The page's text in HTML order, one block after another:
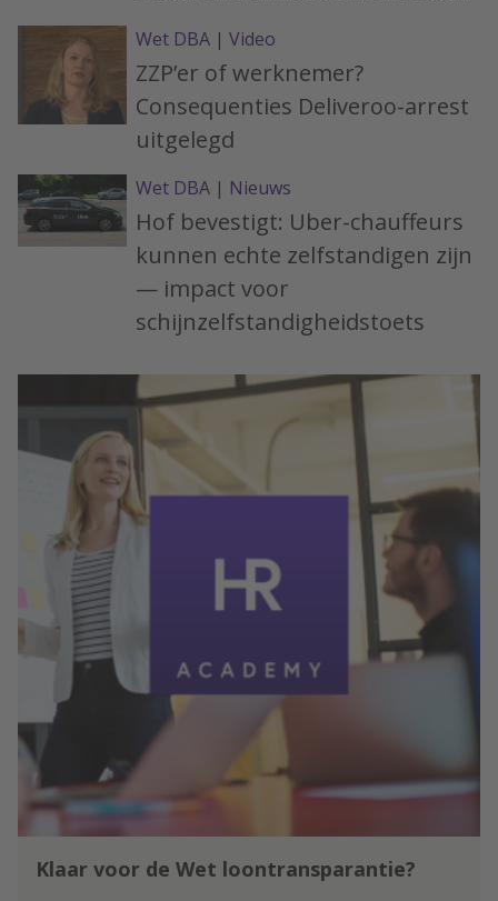
Wet DBA | Video
ZZP’er of werknemer?
Consequenties Deliveroo-arrest
uitgelegd
Wet DBA | Nieuws
Hof bevestigt: Uber-chauffeurs
kunnen echte zelfstandigen zijn
— impact voor
schijnzelfstandigheidstoets
Klaar voor de Wet loontransparantie?